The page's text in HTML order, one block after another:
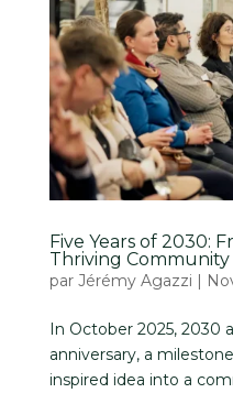
Five Years of 2030:
Thriving Community
par Jérémy Agazzi |
In October 2025, 2030
anniversary, a
inspired idea into a